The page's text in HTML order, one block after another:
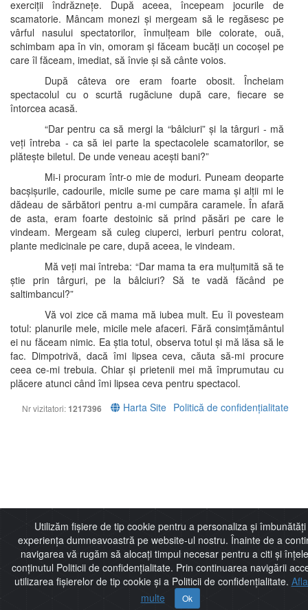
exerciții îndrăznețe. După aceea, începeam jocurile de
scamatorie. Mâncam monezi și mergeam să le regăsesc pe
vârful nasului spectatorilor, înmulțeam bile colorate, ouă,
schimbam apa în vin, omoram și făceam bucăți un cocoșel pe
care îl făceam, imediat, să învie și să cânte voios.
După câteva ore eram foarte obosit. Încheiam
spectacolul cu o scurtă rugăciune după care, fiecare se
întorcea acasă.
“Dar pentru ca să mergi la “bâlciuri” și la târguri - mă
veți întreba - ca să iei parte la spectacolele scamatorilor, se
plătește biletul. De unde veneau acești bani?”
Mi-i procuram într-o mie de moduri. Puneam deoparte
bacșișurile, cadourile, micile sume pe care mama și alții mi le
dădeau de sărbători pentru a-mi cumpăra caramele. În afară
de asta, eram foarte destoinic să prind păsări pe care le
vindeam. Mergeam să culeg ciuperci, ierburi pentru colorat,
plante medicinale pe care, după aceea, le vindeam.
Mă veți mai întreba: “Dar mama ta era mulțumită să te
știe prin târguri, pe la bâlciuri? Să te vadă făcând pe
saltimbancul?”
Vă voi zice că mama mă iubea mult. Eu îi povesteam
totul: planurile mele, micile mele afaceri. Fără consimțământul
ei nu făceam nimic. Ea știa totul, observa totul și mă lăsa să le
fac. Dimpotrivă, dacă îmi lipsea ceva, căuta să-mi procure
ceea ce-mi trebuia. Chiar și prietenii mei mă împrumutau cu
plăcere atunci când îmi lipsea ceva pentru spectacol.
Nr vizitatori: 1217396 Harta Site Politică de confidențialitate
Utilizăm fișiere de tip cookie pentru a personaliza și îmbunătăți
experiența dumneavoastră pe website-ul nostru. Înainte de a
navigarea vă rugăm să alocați timpul necesar pentru a citi și
conținutul Politicii de confidențialitate. Prin continuarea navigării
utilizarea fișierelor de tip cookie și a Politicii de confidențialitate.
multe
Ok